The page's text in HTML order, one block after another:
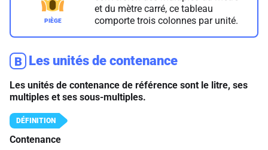
et du mètre carré, ce tableau
comporte trois colonnes par unité.
B Les unités de contenance
Les unités de contenance de référence sont le litre, ses
multiples et ses sous-multiples.
Contenance